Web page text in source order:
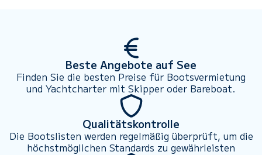
Beste Angebote auf See
Finden Sie die besten Preise für Bootsvermietung
und Yachtcharter mit Skipper oder Bareboat.
Qualitätskontrolle
Die Bootslisten werden regelmäßig überprüft, um die
höchstmöglichen Standards zu gewährleisten